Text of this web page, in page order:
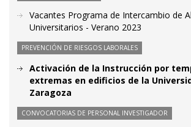
Vacantes Programa de Intercambio de
Universitarios - Verano 2023
PREVENCIÓN DE RIESGOS LABORALES
Activación de la Instrucción por
extremas en edificios de la
Zaragoza
CONVOCATORIAS DE PERSONAL INVESTIGADOR